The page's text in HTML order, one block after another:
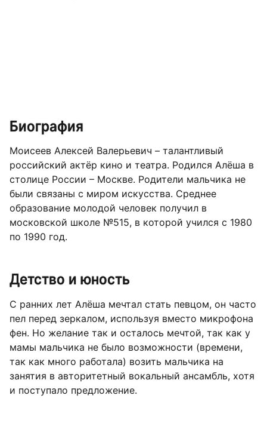
Биография
Моисеев Алексей Валерьевич – талантливый
российский актёр кино и театра. Родился Алёша в
столице России – Москве. Родители мальчика не
были связаны с миром искусства. Среднее
образование молодой человек получил в
московской школе №515, в которой учился с 1980
по 1990 год.
Детство и юность
С ранних лет Алёша мечтал стать певцом, он часто
пел перед зеркалом, используя вместо микрофона
фен. Но желание так и осталось мечтой, так как у
мамы мальчика не было возможности (времени,
так как много работала) возить мальчика на
занятия в авторитетный вокальный ансамбль, хотя
и поступало предложение.